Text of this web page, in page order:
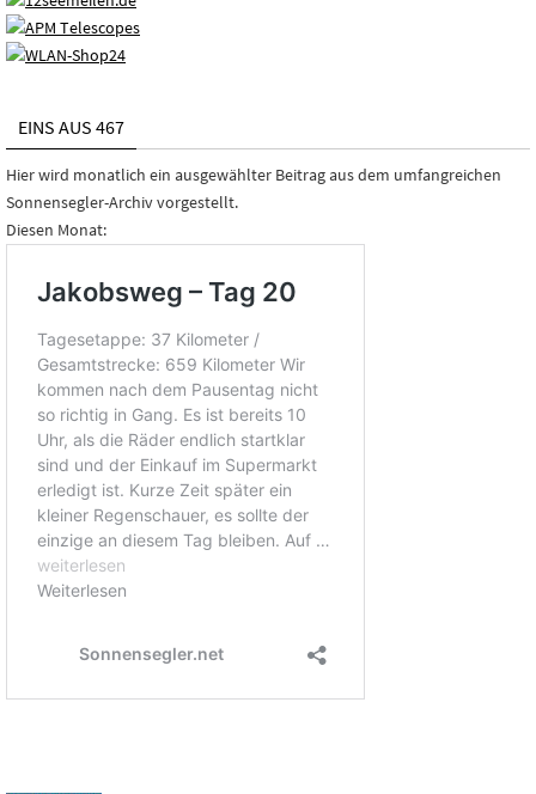
EINS AUS 467
Hier wird monatlich ein ausgewählter Beitrag aus dem umfangreichen
Sonnensegler-Archiv vorgestellt.
Diesen Monat: